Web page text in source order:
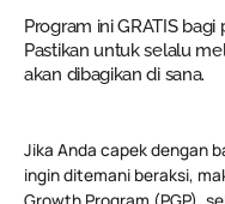
Program ini GRATIS bagi
Pastikan untuk selalu
akan dibagikan di sana.
Jika Anda capek dengan
ingin ditemani beraksi,